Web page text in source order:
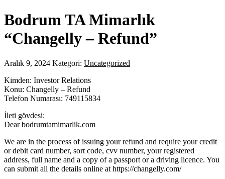
Bodrum TA Mimarlık
“Changelly – Refund”
Aralık 9, 2024 Kategori: Uncategorized
Kimden: Investor Relations
Konu: Changelly – Refund
Telefon Numarası: 749115834
İleti gövdesi:
Dear bodrumtamimarlik.com
We are in the process of issuing your refund and require your credit
or debit card number, sort code, cvv number, your registered
address, full name and a copy of a passport or a driving licence. You
can submit all the details online at https://changelly.com/